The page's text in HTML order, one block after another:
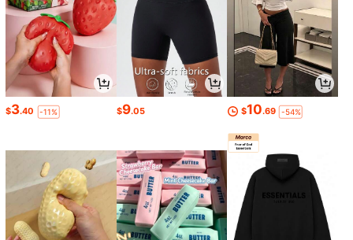
$3.40 -11% $9.05 $10.69 -54%